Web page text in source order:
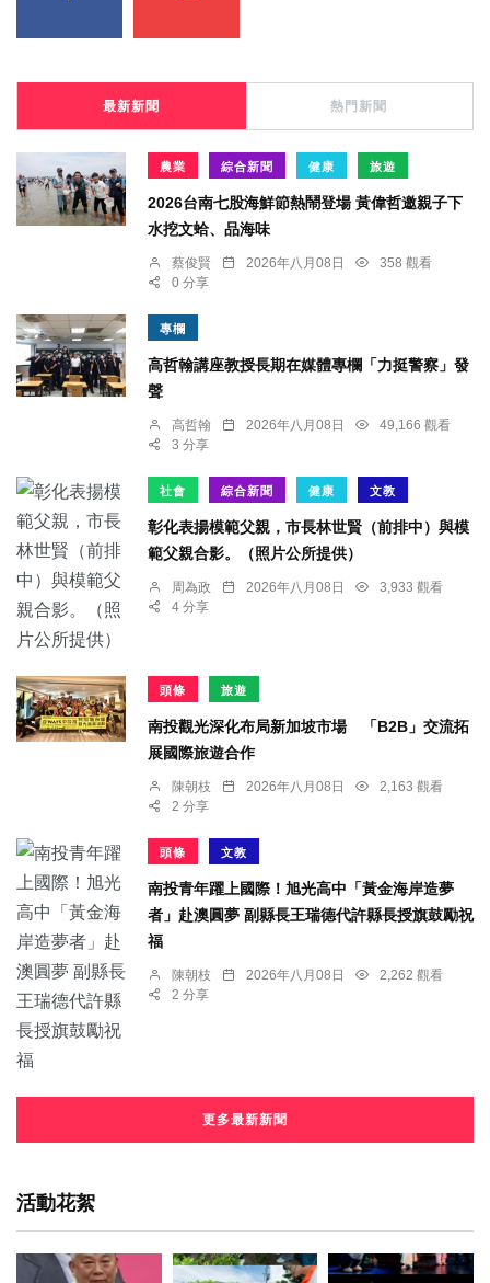
最新新聞 熱門新聞
農業 綜合新聞 健康 旅遊
2026台南七股海鮮節熱鬧登場 黃偉哲邀親子下
水挖文蛤、品海味
蔡俊賢 2026年八月08日
358 觀看
0 分享
專欄
高哲翰講座教授長期在媒體專欄「力挺警察」發
聲
高哲翰 2026年八月08日
49,166 觀看
3 分享
社會 綜合新聞 健康 文教
彰化表揚模範父親，市長林世賢（前排中）與模
範父親合影。（照片公所提供）
周為政 2026年八月08日
3,933 觀看
4 分享
頭條 旅遊
南投觀光深化布局新加坡市場 「B2B」交流拓
展國際旅遊合作
陳朝枝 2026年八月08日
2,163 觀看
2 分享
頭條 文教
南投青年躍上國際！旭光高中「黃金海岸造夢
者」赴澳圓夢 副縣長王瑞德代許縣長授旗鼓勵祝
福
陳朝枝 2026年八月08日
2,262 觀看
2 分享
更多最新新聞
活動花絮